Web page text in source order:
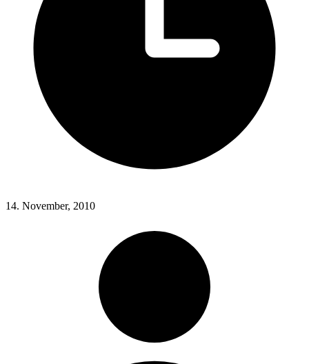
14. November, 2010